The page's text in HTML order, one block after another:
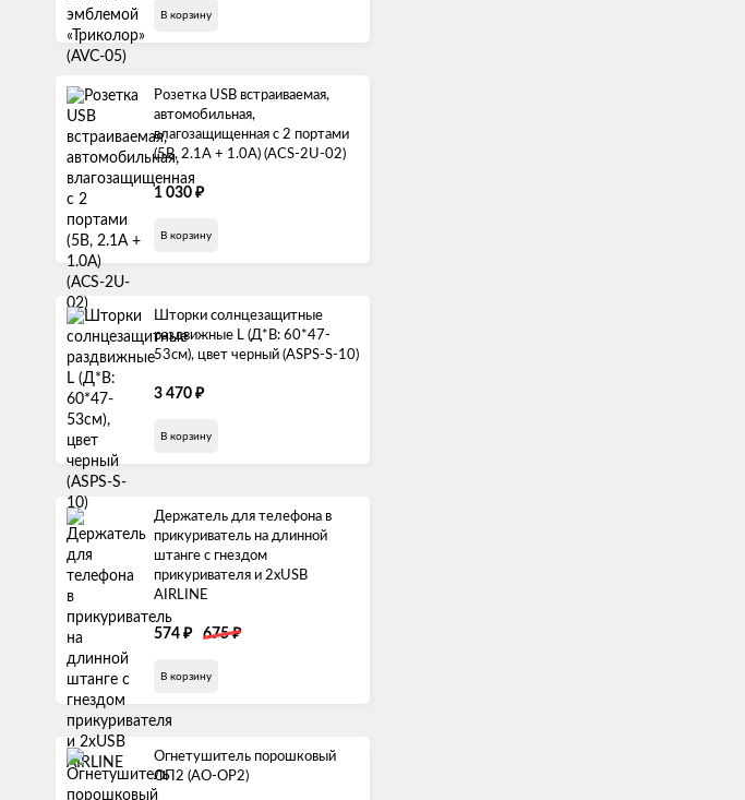
В корзину
Розетка USB встраиваемая,
автомобильная,
влагозащищенная с 2 портами
(5В, 2.1А + 1.0А) (ACS-2U-02)
1 030 ₽
В корзину
Шторки солнцезащитные
раздвижные L (Д*В: 60*47-
53см), цвет черный (ASPS-S-10)
3 470 ₽
В корзину
Держатель для телефона в
прикуриватель на длинной
штанге с гнездом
прикуривателя и 2xUSB
AIRLINE
574 ₽ 675₽
В корзину
Огнетушитель порошковый
ОП2 (AO-OP2)